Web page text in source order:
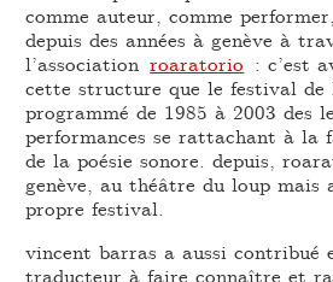
comme auteur, comme
depuis des années à genève à
l’associationroaratorio : c’est
cette structure que le festival
programmé de 1985 à 2003 des
performances se rattachant à la
de la poésie sonore. depuis,
genève, au théâtre du loup mais
propre festival.
vincent barras a aussi contribué
traducteur à faire connaître et